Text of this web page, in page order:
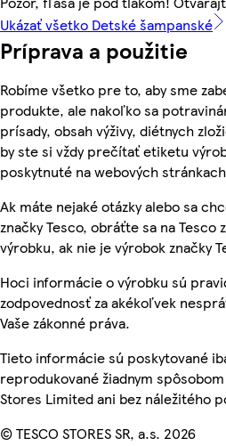
Ukázať všetko Detské šampanské
Príprava a použitie
Robíme všetko pre to, aby sme
produkte, ale nakoľko sa
prísady, obsah výživy, diétnych
by ste si vždy prečítať etiketu
poskytnuté na webových
Ak máte nejaké otázky alebo sa
značky Tesco, obráťte sa na
výrobku, ak nie je výrobok značky
Hoci informácie o výrobku sú
zodpovednosť za akékoľvek
Vaše zákonné práva.
Tieto informácie sú poskytované
reprodukované žiadnym
Stores Limited ani bez náležitého
© TESCO STORES SR, a.s. 2026